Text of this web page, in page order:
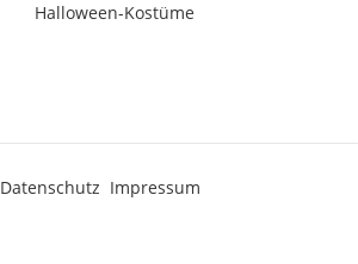
Halloween-Kostüme
Datenschutz Impressum